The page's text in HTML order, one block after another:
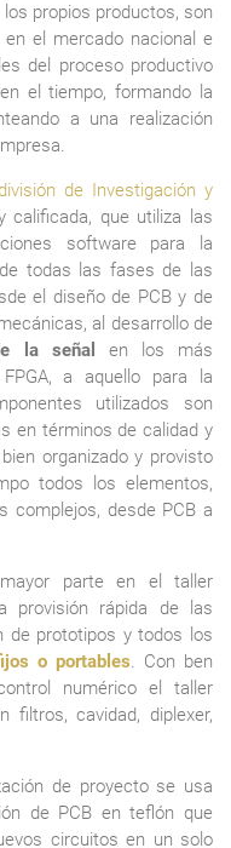
propios productos, son
el mercado nacional e
del proceso productivo
el tiempo, formando la
a una realización
de Investigación y
calificada, que utiliza las
software para la
todas las fases de las
el diseño de PCB y de
al desarrollo de
la señal
en los más
a aquello para la
utilizados son
en términos de calidad y
organizado y provisto
todos los elementos,
complejos, desde PCB a
parte en el taller
provisión rápida de las
de prototipos y todos los
o portables. Con ben
numérico el taller
filtros, cavidad, diplexer,
de proyecto se usa
de PCB en teflón que
circuitos en un solo